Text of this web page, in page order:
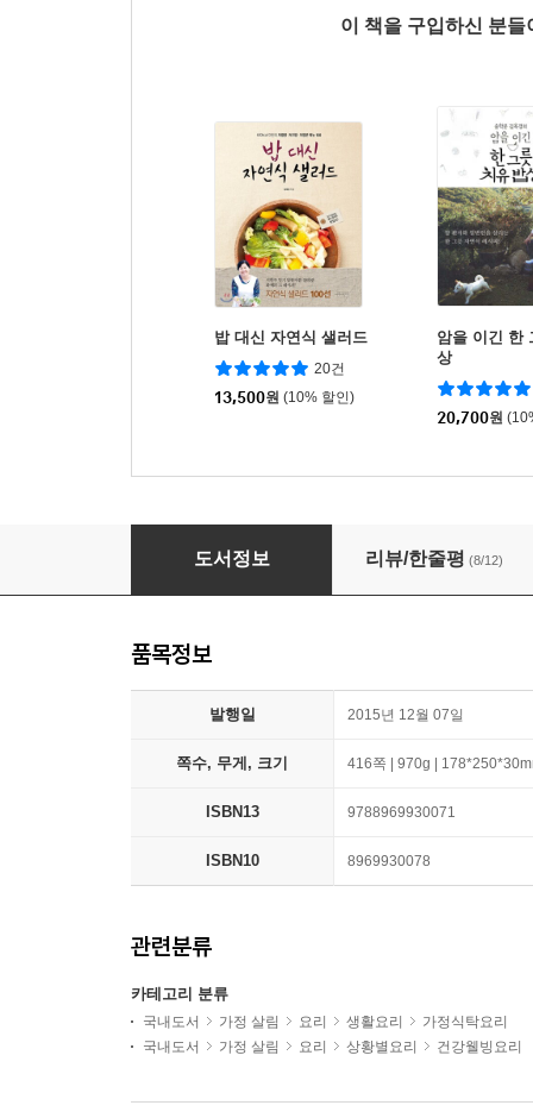
이 책을 구입하신 분
밥 대신 자연식 샐러드
20건
13,500원 (10% 할인)
암을 이긴 한
상
20,700원
몸을 살리는 자연식 밥상 365
도서정보 리뷰/한줄평 (8/12)
품목정보
발행일 2015년 12월 07일
쪽수, 무게, 크기 416쪽 | 970g |
ISBN13 9788969930071
ISBN10 8969930078
관련분류
카테고리 분류
국내도서 가정 살림 요리 생활요리
가정식탁요리
국내도서
가정 살림 요리 상황별요리 건강웰빙요리